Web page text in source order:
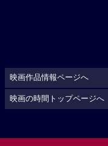
映画作品情報ページへ
映画の時間トップページへ